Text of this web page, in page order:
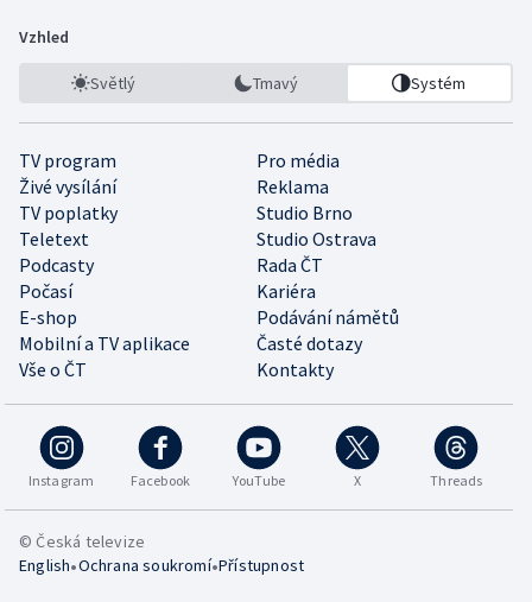
Vzhled
Světlý Tmavý Systém
TV program
Pro média
Živé vysílání
Reklama
TV poplatky
Studio Brno
Teletext
Studio Ostrava
Podcasty
Rada ČT
Počasí
Kariéra
E-shop
Podávání námětů
Mobilní a TV aplikace
Časté dotazy
Vše o ČT
Kontakty
Instagram Facebook YouTube X Threads
© Česká televize
English•Ochrana soukromí•Přístupnost